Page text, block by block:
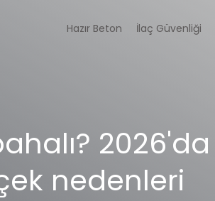
Hazır Beton İlaç Güvenliği
2026'da
nedenleri